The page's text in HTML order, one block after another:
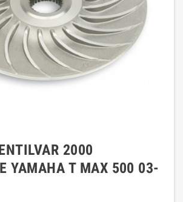
2000
YAMAHA T MAX 500 03-